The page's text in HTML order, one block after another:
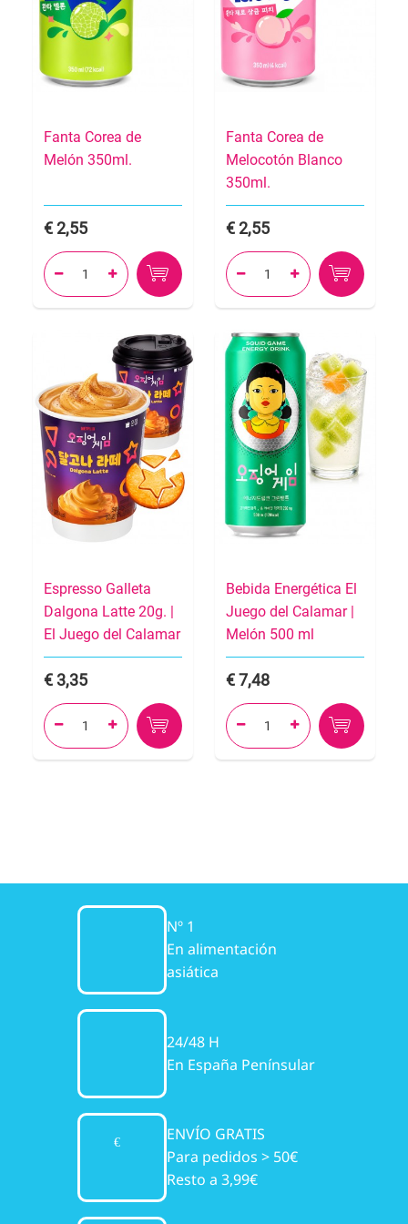
Fanta Corea de
Melón 350ml.
2,55
 
Fanta Corea de
Melocotón Blanco
350ml.
2,55
 
Espresso Galleta
Dalgona Latte 20g. |
El Juego del Calamar
3,35
 
Bebida Energética El
Juego del Calamar |
Melón 500 ml
7,48
 
Nº 1
En alimentación
asiática
24/48 H
En España Penínsular
ENVÍO GRATIS
Para pedidos > 50€
Resto a 3,99€